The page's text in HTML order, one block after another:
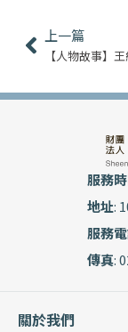
上一頁
上一篇
服務
地址:
服務
傳真:
關於我們